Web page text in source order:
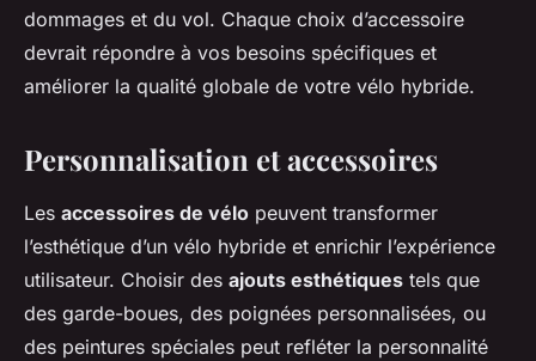
dommages et du vol. Chaque choix d’accessoire
devrait répondre à vos besoins spécifiques et
améliorer la qualité globale de votre vélo hybride.
Personnalisation et accessoires
Les accessoires de vélo peuvent transformer
l’esthétique d’un vélo hybride et enrichir l’expérience
utilisateur. Choisir des ajouts esthétiques tels que
des garde-boues, des poignées personnalisées, ou
des peintures spéciales peut refléter la personnalité